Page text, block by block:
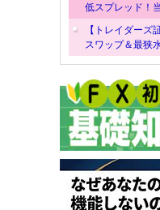
低スプレッド！
【トレイダーズ
スワップ＆最狭